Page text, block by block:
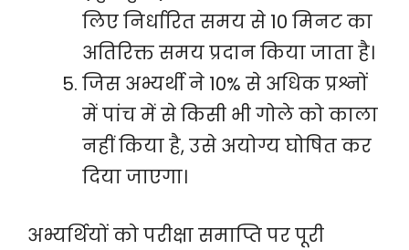
लिए निर्धारित समय से 10 मिनट का
अतिरिक्त समय प्रदान किया जाता है।
जिस अभ्यर्थी ने 10% से अधिक प्रश्नों
में पांच में से किसी भी गोले को काला
नहीं किया है, उसे अयोग्य घोषित कर
दिया जाएगा।
अभ्यर्थियों को परीक्षा समाप्ति पर पूरी